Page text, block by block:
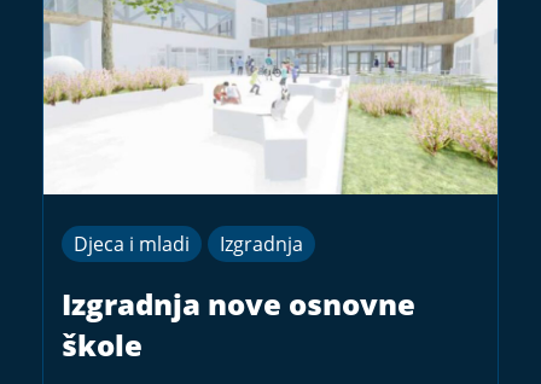
Djeca i mladi Izgradnja
Izgradnja nove osnovne
škole